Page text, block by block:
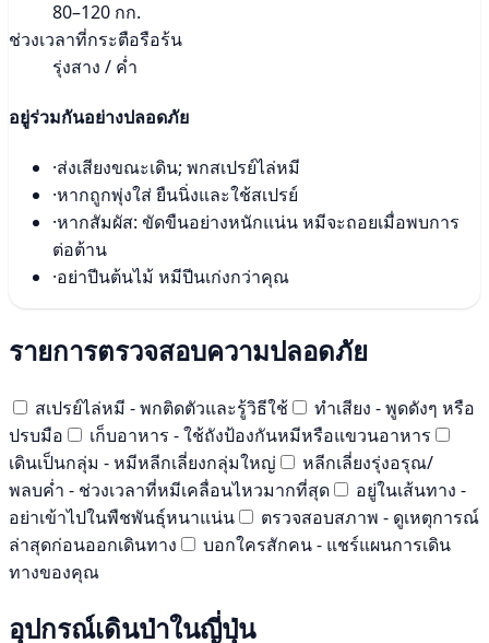
80–120 กก.
ช่วงเวลาที่กระตือรือร้น
รุ่งสาง / ค่ำ
อยู่ร่วมกันอย่างปลอดภัย
·ส่งเสียงขณะเดิน; พกสเปรย์ไล่หมี
·หากถูกพุ่งใส่ ยืนนิ่งและใช้สเปรย์
·หากสัมผัส: ขัดขืนอย่างหนักแน่น หมีจะถอยเมื่อพบการ
ต่อต้าน
·อย่าปีนต้นไม้ หมีปีนเก่งกว่าคุณ
รายการตรวจสอบความปลอดภัย
สเปรย์ไล่หมี - พกติดตัวและรู้วิธีใช้
ทำเสียง - พูดดังๆ หรือ
ปรบมือ
เก็บอาหาร - ใช้ถังป้องกันหมีหรือแขวนอาหาร
เดินเป็นกลุ่ม - หมีหลีกเลี่ยงกลุ่มใหญ่
หลีกเลี่ยงรุ่งอรุณ/
พลบค่ำ - ช่วงเวลาที่หมีเคลื่อนไหวมากที่สุด
อยู่ในเส้นทาง -
อย่าเข้าไปในพืชพันธุ์หนาแน่น
ตรวจสอบสภาพ - ดูเหตุการณ์
ล่าสุดก่อนออกเดินทาง
บอกใครสักคน - แชร์แผนการเดิน
ทางของคุณ
อุปกรณ์เดินป่าในญี่ปุ่น